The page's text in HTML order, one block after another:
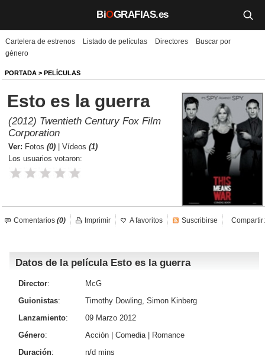
BiOGRAFIAS.es
Biografías
Películas
TV
Música
Un día como hoy
Videos
Iniciar sesión Crear cuenta
Cartelera de estrenos Listado de películas Directores
Buscar por
género
PORTADA > PELÍCULAS
Esto es la guerra
(2012) Twentieth Century Fox Film
Corporation
Ver: Fotos (0) Vídeos (1)
Los usuarios votaron:
Comentarios (0) Compartir:
Imprimir A favoritos Suscribirse
Datos de la película Esto es la guerra
Director:
McG
Guionistas:
Timothy Dowling, Simon Kinberg
Lanzamiento:
09 Marzo 2012
Género: Acción Comedia|
Romance
Duración:
n/d mins